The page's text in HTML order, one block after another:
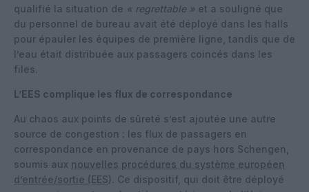
qualifié la situation de « regrettable » et a souligné que
du personnel de bureau avait été déployé dans les halls
pour épauler les équipes de première ligne, tandis que de
l’eau était distribuée aux passagers coincés dans les
files.
L’EES complique les flux de correspondance
Au chaos aux points de sûreté s’est ajoutée une autre
source de congestion : les flux de passagers en
correspondance en provenance de pays hors Schengen,
soumis aux nouvelles procédures du système européen
d’entrée/sortie (EES). Ce dispositif, qui doit être déployé